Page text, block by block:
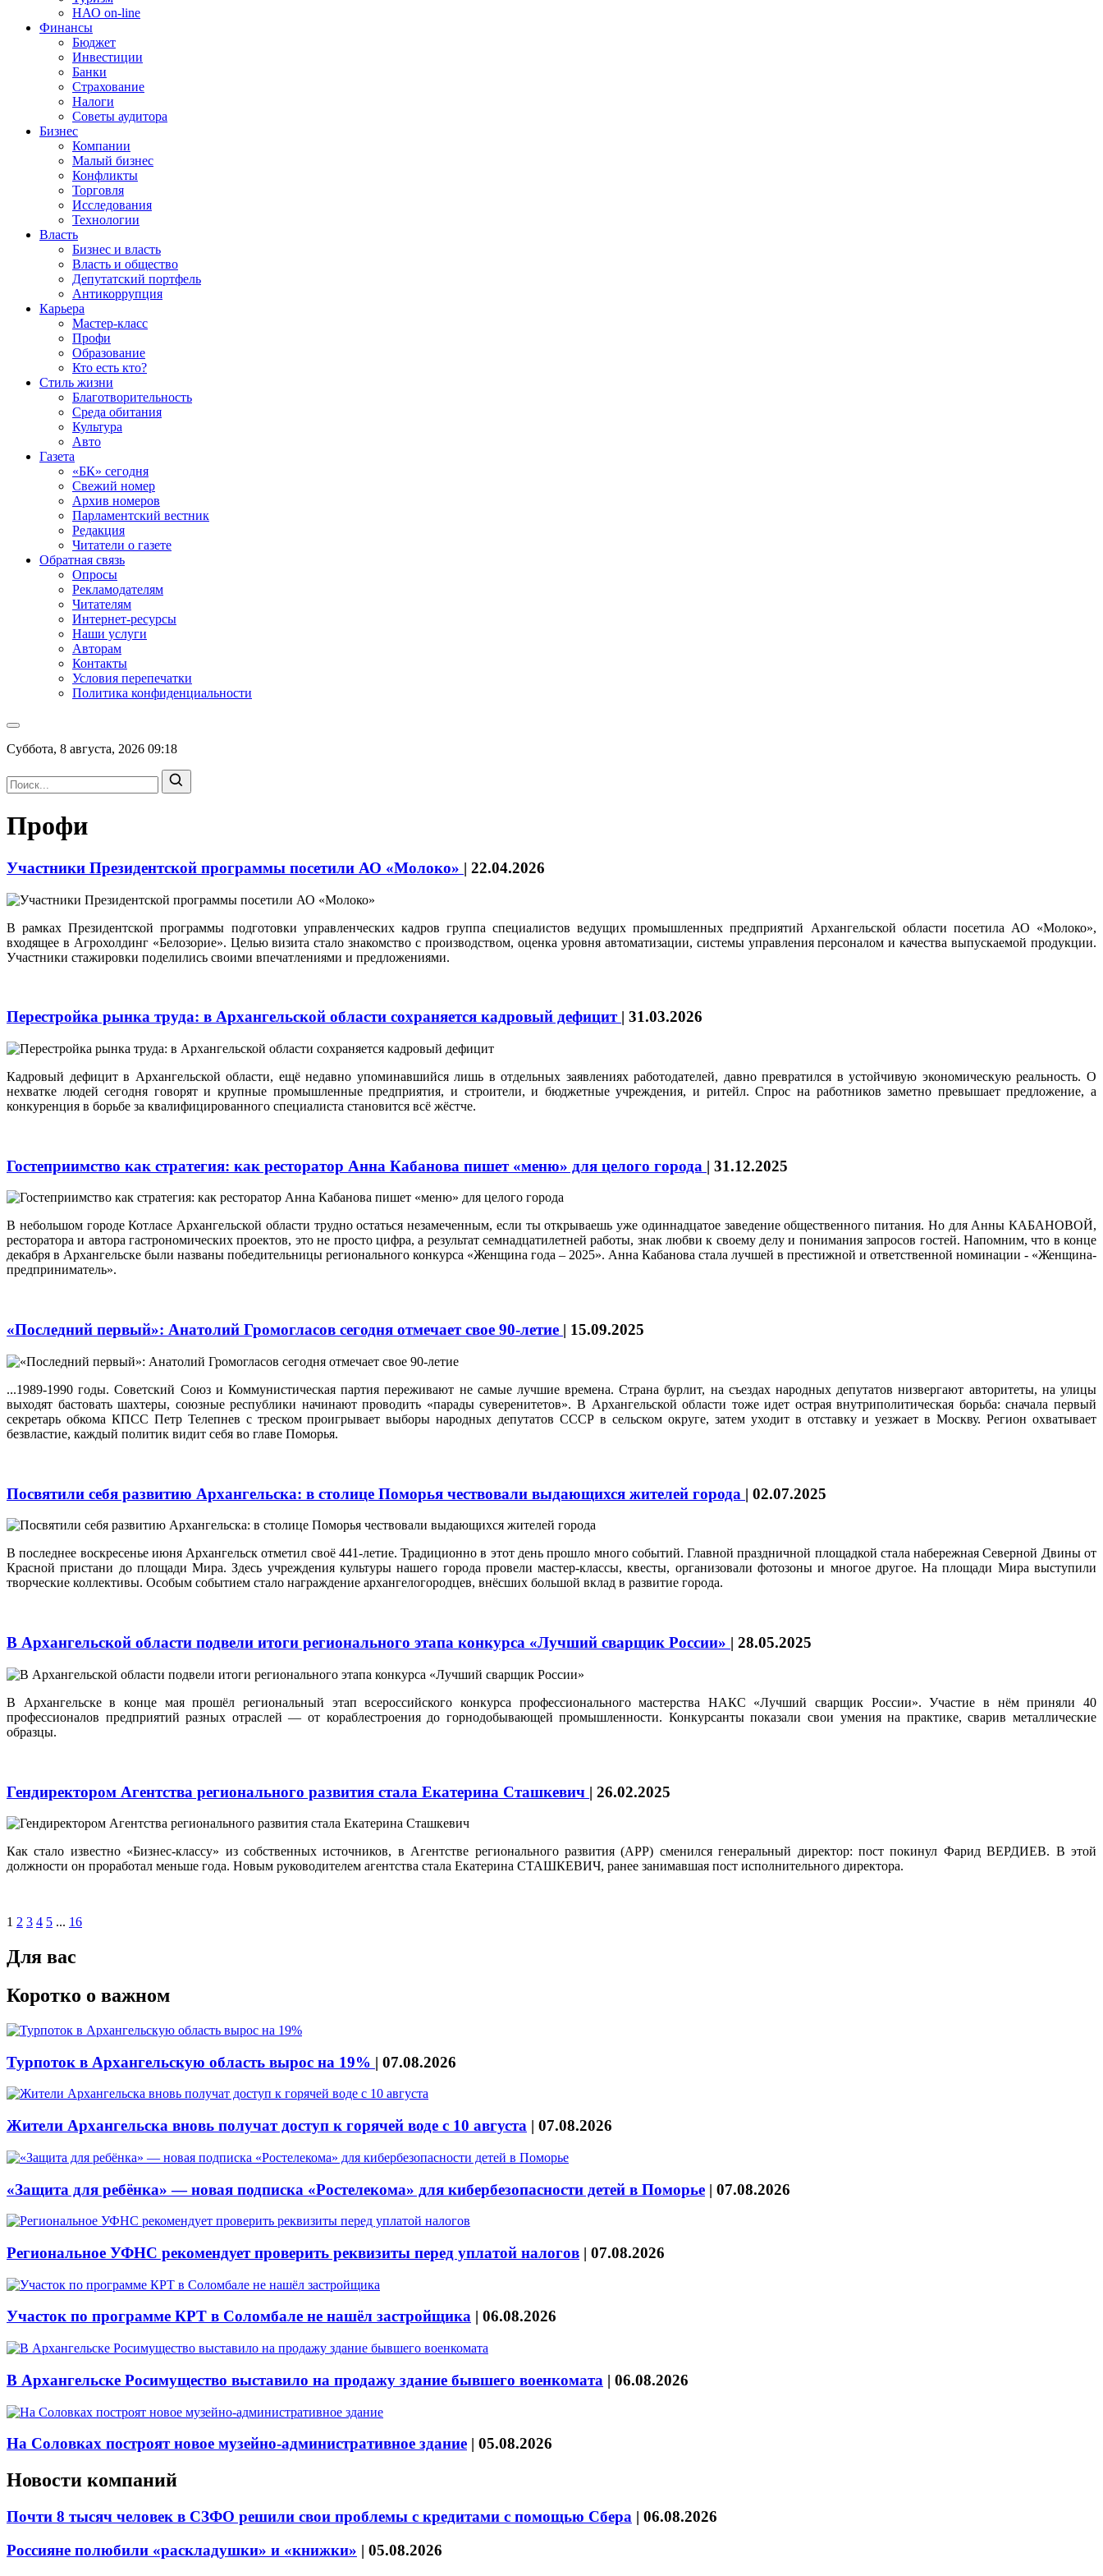
НАО on-line
Финансы
Бюджет
Инвестиции
Банки
Страхование
Налоги
Советы аудитора
Бизнес
Компании
Малый бизнес
Конфликты
Торговля
Исследования
Технологии
Власть
Бизнес и власть
Власть и общество
Депутатский портфель
Антикоррупция
Карьера
Мастер-класс
Профи
Образование
Кто есть кто?
Стиль жизни
Благотворительность
Среда обитания
Культура
Авто
Газета
«БК» сегодня
Свежий номер
Архив номеров
Парламентский вестник
Редакция
Читатели о газете
Обратная связь
Опросы
Рекламодателям
Читателям
Интернет-ресурсы
Наши услуги
Авторам
Контакты
Условия перепечатки
Политика конфиденциальности
Суббота, 8 августа, 2026 09:18
Профи
Участники Президентской программы посетили АО «Молоко» | 22.04.2026
В рамках Президентской программы подготовки управленческих кадров группа специалистов ведущих промышленных предприятий Архангельской области посетила АО «Молоко»,
входящее в Агрохолдинг «Белозорие». Целью визита стало знакомство с производством, оценка уровня автоматизации, системы управления персоналом и качества выпускаемой продукции.
Участники стажировки поделились своими впечатлениями и предложениями.
Перестройка рынка труда: в Архангельской области сохраняется кадровый дефицит | 31.03.2026
Кадровый дефицит в Архангельской области, ещё недавно упоминавшийся лишь в отдельных заявлениях работодателей, давно превратился в устойчивую экономическую реальность. О
нехватке людей сегодня говорят и крупные промышленные предприятия, и строители, и бюджетные учреждения, и ритейл. Спрос на работников заметно превышает предложение, а
конкуренция в борьбе за квалифицированного специалиста становится всё жёстче.
Гостеприимство как стратегия: как ресторатор Анна Кабанова пишет «меню» для целого города | 31.12.2025
В небольшом городе Котласе Архангельской области трудно остаться незамеченным, если ты открываешь уже одиннадцатое заведение общественного питания. Но для Анны КАБАНОВОЙ,
ресторатора и автора гастрономических проектов, это не просто цифра, а результат семнадцатилетней работы, знак любви к своему делу и понимания запросов гостей. Напомним, что в конце
декабря в Архангельске были названы победительницы регионального конкурса «Женщина года – 2025». Анна Кабанова стала лучшей в престижной и ответственной номинации - «Женщина-
предприниматель».
«Последний первый»: Анатолий Громогласов сегодня отмечает свое 90-летие | 15.09.2025
...1989-1990 годы. Советский Союз и Коммунистическая партия переживают не самые лучшие времена. Страна бурлит, на съездах народных депутатов низвергают авторитеты, на улицы
выходят бастовать шахтеры, союзные республики начинают проводить «парады суверенитетов». В Архангельской области тоже идет острая внутриполитическая борьба: сначала первый
секретарь обкома КПСС Петр Телепнев с треском проигрывает выборы народных депутатов СССР в сельском округе, затем уходит в отставку и уезжает в Москву. Регион охватывает
безвластие, каждый политик видит себя во главе Поморья.
Посвятили себя развитию Архангельска: в столице Поморья чествовали выдающихся жителей города | 02.07.2025
В последнее воскресенье июня Архангельск отметил своё 441-летие. Традиционно в этот день прошло много событий. Главной праздничной площадкой стала набережная Северной Двины от
Красной пристани до площади Мира. Здесь учреждения культуры нашего города провели мастер-классы, квесты, организовали фотозоны и многое другое. На площади Мира выступили
творческие коллективы. Особым событием стало награждение архангелогородцев, внёсших большой вклад в развитие города.
В Архангельской области подвели итоги регионального этапа конкурса «Лучший сварщик России» | 28.05.2025
В Архангельске в конце мая прошёл региональный этап всероссийского конкурса профессионального мастерства НАКС «Лучший сварщик России». Участие в нём приняли 40
профессионалов предприятий разных отраслей — от кораблестроения до горнодобывающей промышленности. Конкурсанты показали свои умения на практике, сварив металлические
образцы.
Гендиректором Агентства регионального развития стала Екатерина Сташкевич | 26.02.2025
Как стало известно «Бизнес-классу» из собственных источников, в Агентстве регионального развития (АРР) сменился генеральный директор: пост покинул Фарид ВЕРДИЕВ. В этой
должности он проработал меньше года. Новым руководителем агентства стала Екатерина СТАШКЕВИЧ, ранее занимавшая пост исполнительного директора.
1 2 3 4 5 ... 16
Для вас
Коротко о важном
Турпоток в Архангельскую область вырос на 19% | 07.08.2026
Жители Архангельска вновь получат доступ к горячей воде с 10 августа | 07.08.2026
«Защита для ребёнка» — новая подписка «Ростелекома» для кибербезопасности детей в Поморье | 07.08.2026
Региональное УФНС рекомендует проверить реквизиты перед уплатой налогов | 07.08.2026
Участок по программе КРТ в Соломбале не нашёл застройщика | 06.08.2026
В Архангельске Росимущество выставило на продажу здание бывшего военкомата | 06.08.2026
На Соловках построят новое музейно-административное здание | 05.08.2026
Новости компаний
Почти 8 тысяч человек в СЗФО решили свои проблемы с кредитами с помощью Сбера | 06.08.2026
Россияне полюбили «раскладушки» и «книжки» | 05.08.2026